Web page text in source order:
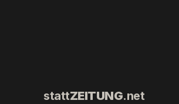
stattZEITUNG.net